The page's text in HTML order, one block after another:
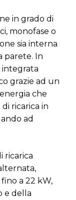
in grado di
monofase o
sia interna
parete. In
integrata
grazie ad un
che
ricarica in
ad
ricarica
a 22 kW,
e della